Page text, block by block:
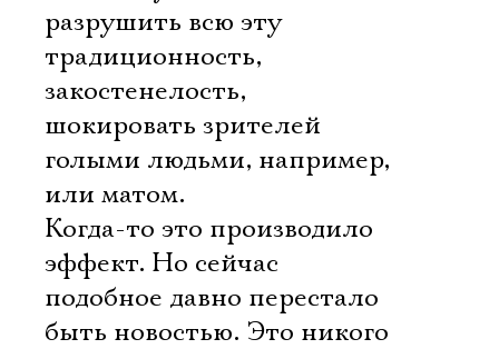
разрушить всю эту
традиционность,
закостенелость,
шокировать зрителей
голыми людьми, например,
или матом.
Когда-то это производило
эффект. Но сейчас
подобное давно перестало
быть новостью. Это никого